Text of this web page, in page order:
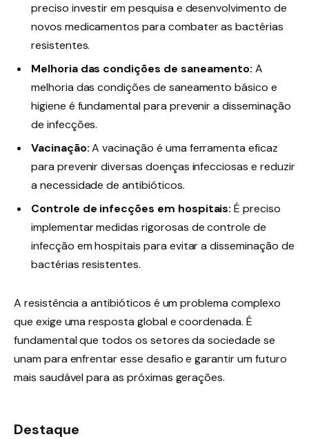
preciso investir em pesquisa e desenvolvimento de
novos medicamentos para combater as bactérias
resistentes.
Melhoria das condições de saneamento: A
melhoria das condições de saneamento básico e
higiene é fundamental para prevenir a disseminação
de infecções.
Vacinação:A vacinação é uma ferramenta eficaz
para prevenir diversas doenças infecciosas e reduzir
a necessidade de antibióticos.
Controle de infecções em hospitais: É preciso
implementar medidas rigorosas de controle de
infecção em hospitais para evitar a disseminação de
bactérias resistentes.
A resistência a antibióticos é um problema complexo
que exige uma resposta global e coordenada. É
fundamental que todos os setores da sociedade se
unam para enfrentar esse desafio e garantir um futuro
mais saudável para as próximas gerações.
Destaque